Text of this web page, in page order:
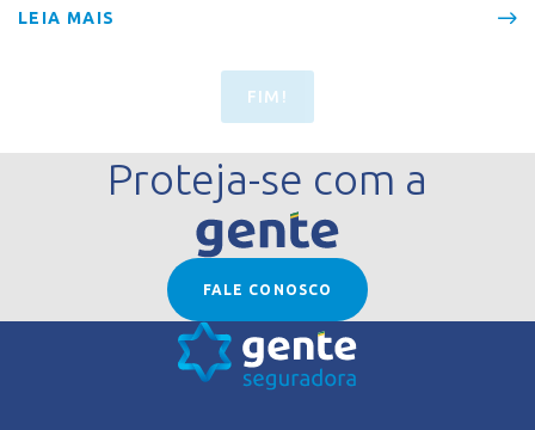
LEIA MAIS
FIM!
Proteja-se com a
FALE CONOSCO